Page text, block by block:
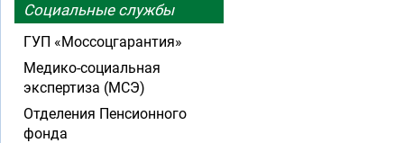
Социальные службы
ГУП «Моссоцгарантия»
Медико-социальная
экспертиза (МСЭ)
Отделения Пенсионного
фонда